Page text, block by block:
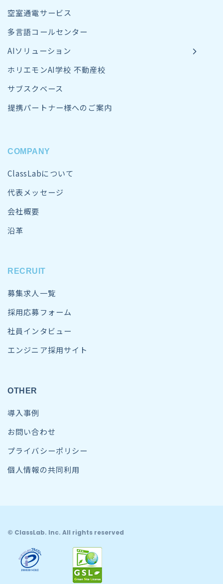
空室通電サービス
多言語コールセンター
AIソリューション
ホリエモンAI学校 不動産校
サブスクベース
提携パートナー様へのご案内
COMPANY
ClassLabについて
代表メッセージ
会社概要
沿革
RECRUIT
募集求人一覧
採用応募フォーム
社員インタビュー
エンジニア採用サイト
OTHER
導入事例
お問い合わせ
プライバシーポリシー
個人情報の共同利用
© ClassLab. Inc. All rights reserved